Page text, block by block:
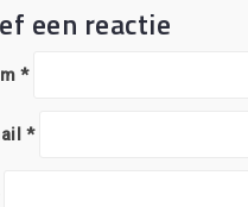
een reactie
*
*